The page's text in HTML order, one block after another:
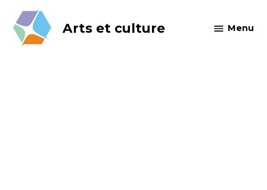
content
Arts et culture Menu